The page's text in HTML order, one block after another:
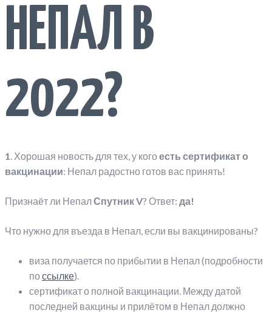
НЕПАЛ В
2022?
1. Хорошая новость для тех, у когоесть сертификат о
вакцинации: Непал радостно готов вас принять!
Признаёт ли НепалСпутник V? Ответ: да!
Что нужно для въезда в Непал, если вы вакцинированы?
виза получается по прибытии в Непал (подробности
поссылке).
сертификат о полной вакцинации. Между датой
последней вакцины и прилётом в Непал должно